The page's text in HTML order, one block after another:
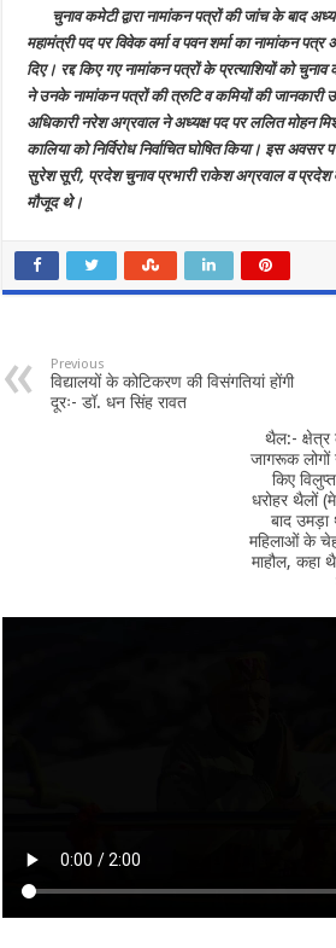
चुनाव कमेटी द्वारा नामांकन पत्रों की जांच के बाद
महामंत्री पद पर विवेक वर्मा व पवन शर्मा का नामांकन पत्र
दिए। रद्द किए गए नामांकन पत्रों के प्रत्याशियों को
ने उनके नामांकन पत्रों की त्रुटि व कमियों की जानकारी
अधिकारी नरेश अग्रवाल ने अध्यक्ष पद पर ललित मोहन
कालिया को निर्विरोध निर्वाचित घोषित किया। इस अवसर
सुरेश सूरी, प्रदेश चुनाव प्रभारी राकेश अग्रवाल व प्रदेश
मौजूद थे।
Previous
विद्यालयों के कोटिकरण की विसंगतियां होंगी
दूरः- डॉ. धन सिंह रावत
थैल:- क्षेत्र
जागरूक लोगों
किए
धरोहर थैलों
बाद
महिलाओं के
माहौल, कहा